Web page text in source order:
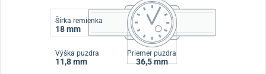
Šírka remienka
18 mm
Výška puzdra
11,8 mm
Priemer puzdra
36,5 mm